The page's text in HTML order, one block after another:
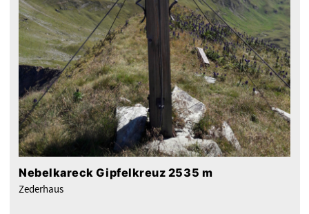
Nebelkareck Gipfelkreuz 2535 m
Zederhaus